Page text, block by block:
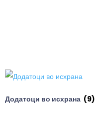
Додатоци во исхрана (9)